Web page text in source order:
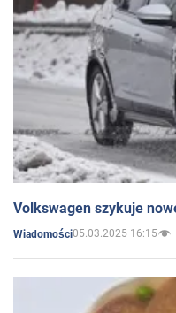
Volkswagen szykuje
Wiadomości05.03.2025 16:15